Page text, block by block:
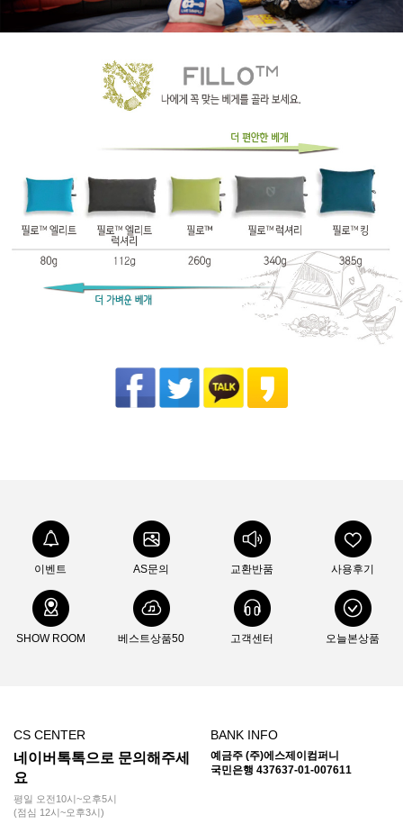
이벤트 AS문의 교환반품 사용후기
SHOW ROOM 베스트상품50 고객센터 오늘본상품
CS CENTER
네이버톡톡으로 문의해주세
요
평일 오전10시~오후5시
(점심 12시~오후3시)
BANK INFO
예금주 (주)에스제이컴퍼니
국민은행 437637-01-007611